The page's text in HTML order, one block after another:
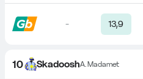
- 13,9
10 SkadooshA. Madamet